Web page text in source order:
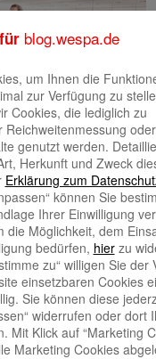
wird nicht veröffentlicht.
blog.wespa.de
um Ihnen die
zur Verfügung zu
Cookies, die lediglich zu
Reichweitenmessung
genutzt werden.
Herkunft und Zweck
Erklärung zum
können Sie
Ihrer Einwilligung
die Möglichkeit, dem
bedürfen, hierzu
zu“ willigen Sie der
einsetzbaren Cookies
Sie können diese
widerrufen oder dort
Mit Klick auf “Marketing
Marketing Cookies